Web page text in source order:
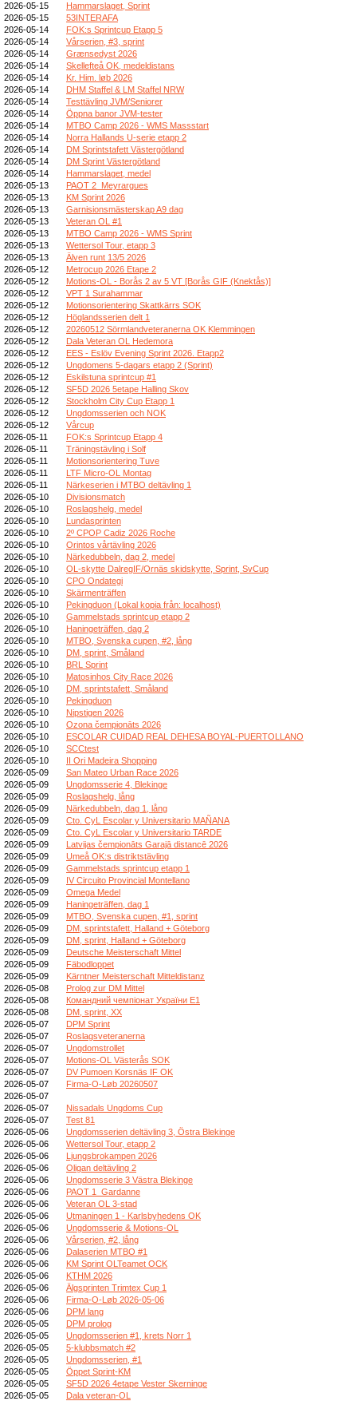
2026-05-15
Hammarslaget, Sprint
2026-05-15
53INTERAFA
2026-05-14
FOK:s Sprintcup Etapp 5
2026-05-14
Vårserien, #3, sprint
2026-05-14
Grænsedyst 2026
2026-05-14
Skellefteå OK, medeldistans
2026-05-14
Kr. Him. løb 2026
2026-05-14
DHM Staffel & LM Staffel NRW
2026-05-14
Testtävling JVM/Seniorer
2026-05-14
Öppna banor JVM-tester
2026-05-14
MTBO Camp 2026 - WMS Massstart
2026-05-14
Norra Hallands U-serie etapp 2
2026-05-14
DM Sprintstafett Västergötland
2026-05-14
DM Sprint Västergötland
2026-05-14
Hammarslaget, medel
2026-05-13
PAOT 2_Meyrargues
2026-05-13
KM Sprint 2026
2026-05-13
Garnisionsmästerskap A9 dag
2026-05-13
Veteran OL #1
2026-05-13
MTBO Camp 2026 - WMS Sprint
2026-05-13
Wettersol Tour, etapp 3
2026-05-13
Älven runt 13/5 2026
2026-05-12
Metrocup 2026 Etape 2
2026-05-12
Motions-OL - Borås 2 av 5 VT [Borås GIF (Knektås)]
2026-05-12
VPT 1 Surahammar
2026-05-12
Motionsorientering Skattkärrs SOK
2026-05-12
Höglandsserien delt 1
2026-05-12
20260512 Sörmlandveteranerna OK Klemmingen
2026-05-12
Dala Veteran OL Hedemora
2026-05-12
EES - Eslöv Evening Sprint 2026. Etapp2
2026-05-12
Ungdomens 5-dagars etapp 2 (Sprint)
2026-05-12
Eskilstuna sprintcup #1
2026-05-12
SF5D 2026 5etape Halling Skov
2026-05-12
Stockholm City Cup Etapp 1
2026-05-12
Ungdomsserien och NOK
2026-05-12
Vårcup
2026-05-11
FOK:s Sprintcup Etapp 4
2026-05-11
Träningstävling i Solf
2026-05-11
Motionsorientering Tuve
2026-05-11
LTF Micro-OL Montag
2026-05-11
Närkeserien i MTBO deltävling 1
2026-05-10
Divisionsmatch
2026-05-10
Roslagshelg, medel
2026-05-10
Lundasprinten
2026-05-10
2º CPOP Cadiz 2026 Roche
2026-05-10
Orintos vårtävling 2026
2026-05-10
Närkedubbeln, dag 2, medel
2026-05-10
OL-skytte DalregIF/Ornäs skidskytte, Sprint, SvCup
2026-05-10
CPO Ondategi
2026-05-10
Skärmenträffen
2026-05-10
Pekingduon (Lokal kopia från: localhost)
2026-05-10
Gammelstads sprintcup etapp 2
2026-05-10
Haningeträffen, dag 2
2026-05-10
MTBO, Svenska cupen, #2, lång
2026-05-10
DM, sprint, Småland
2026-05-10
BRL Sprint
2026-05-10
Matosinhos City Race 2026
2026-05-10
DM, sprintstafett, Småland
2026-05-10
Pekingduon
2026-05-10
Nipstigen 2026
2026-05-10
Ozona čempionāts 2026
2026-05-10
ESCOLAR CUIDAD REAL DEHESA BOYAL-PUERTOLLANO
2026-05-10
SCCtest
2026-05-10
II Ori Madeira Shopping
2026-05-09
San Mateo Urban Race 2026
2026-05-09
Ungdomsserie 4, Blekinge
2026-05-09
Roslagshelg, lång
2026-05-09
Närkedubbeln, dag 1, lång
2026-05-09
Cto. CyL Escolar y Universitario MAÑANA
2026-05-09
Cto. CyL Escolar y Universitario TARDE
2026-05-09
Latvijas čempionāts Garajā distancē 2026
2026-05-09
Umeå OK:s distriktstävling
2026-05-09
Gammelstads sprintcup etapp 1
2026-05-09
IV Circuito Provincial Montellano
2026-05-09
Omega Medel
2026-05-09
Haningeträffen, dag 1
2026-05-09
MTBO, Svenska cupen, #1, sprint
2026-05-09
DM, sprintstafett, Halland + Göteborg
2026-05-09
DM, sprint, Halland + Göteborg
2026-05-09
Deutsche Meisterschaft Mittel
2026-05-09
Fäbodloppet
2026-05-09
Kärntner Meisterschaft Mitteldistanz
2026-05-08
Prolog zur DM Mittel
2026-05-08
Командний чемпіонат України E1
2026-05-08
DM, sprint, XX
2026-05-07
DPM Sprint
2026-05-07
Roslagsveteranerna
2026-05-07
Ungdomstrollet
2026-05-07
Motions-OL Västerås SOK
2026-05-07
DV Pumoen Korsnäs IF OK
2026-05-07
Firma-O-Løb 20260507
2026-05-07
2026-05-07
Nissadals Ungdoms Cup
2026-05-07
Test 81
2026-05-06
Ungdomsserien deltävling 3, Östra Blekinge
2026-05-06
Wettersol Tour, etapp 2
2026-05-06
Ljungsbrokampen 2026
2026-05-06
Oligan deltävling 2
2026-05-06
Ungdomsserie 3 Västra Blekinge
2026-05-06
PAOT 1_Gardanne
2026-05-06
Veteran OL 3-stad
2026-05-06
Utmaningen 1 - Karlsbyhedens OK
2026-05-06
Ungdomsserie & Motions-OL
2026-05-06
Vårserien, #2, lång
2026-05-06
Dalaserien MTBO #1
2026-05-06
KM Sprint OLTeamet OCK
2026-05-06
KTHM 2026
2026-05-06
Älgsprinten Trimtex Cup 1
2026-05-06
Firma-O-Løb 2026-05-06
2026-05-06
DPM lang
2026-05-05
DPM prolog
2026-05-05
Ungdomsserien #1, krets Norr 1
2026-05-05
5-klubbsmatch #2
2026-05-05
Ungdomsserien, #1
2026-05-05
Öppet Sprint-KM
2026-05-05
SF5D 2026 4etape Vester Skerninge
2026-05-05
Dala veteran-OL